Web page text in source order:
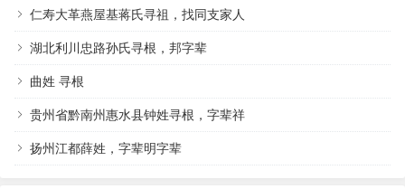
仁寿大革燕屋基蒋氏寻祖，找同支家人
湖北利川忠路孙氏寻根，邦字辈
曲姓 寻根
贵州省黔南州惠水县钟姓寻根，字辈祥
扬州江都薛姓，字辈明字辈